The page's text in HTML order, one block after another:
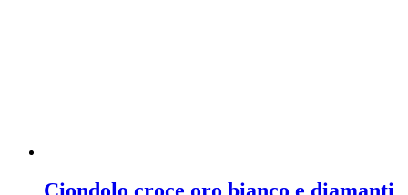
Ciondolo croce oro bianco e diamanti